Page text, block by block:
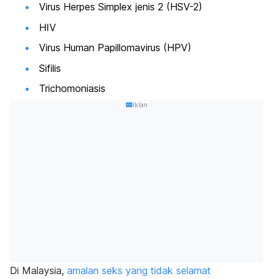
Virus Herpes Simplex jenis 2 (HSV-2)
HIV
Virus Human Papillomavirus (HPV)
Sifilis
Trichomoniasis
Iklan
Di Malaysia, amalan seks yang tidak selamat